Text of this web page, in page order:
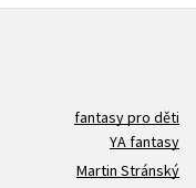
fantasy pro děti
YA fantasy
Martin Stránský